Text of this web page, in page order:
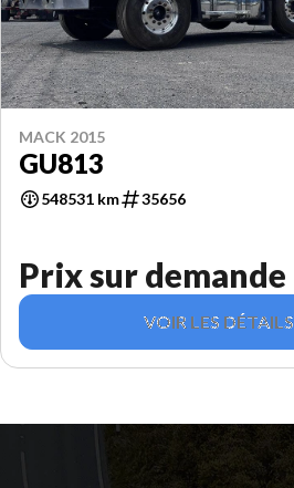
MACK 2015
GU813
548531 km 35656
Prix sur demande
VOIR LES DÉTAILS